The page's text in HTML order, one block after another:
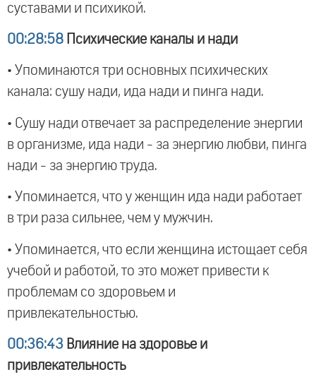
суставами и психикой.
00:28:58 Психические каналы и нади
• Упоминаются три основных психических
канала: сушу нади, ида нади и пинга нади.
• Сушу нади отвечает за распределение энергии
в организме, ида нади - за энергию любви, пинга
нади - за энергию труда.
• Упоминается, что у женщин ида нади работает
в три раза сильнее, чем у мужчин.
• Упоминается, что если женщина истощает себя
учебой и работой, то это может привести к
проблемам со здоровьем и
привлекательностью.
00:36:43 Влияние на здоровье и
привлекательность